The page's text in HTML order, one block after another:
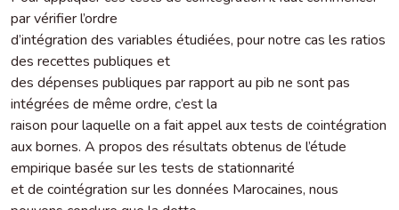
par vérifier l’ordre
d’intégration des variables étudiées, pour notre cas les ratios
des recettes publiques et
des dépenses publiques par rapport au pib ne sont pas
intégrées de même ordre, c’est la
raison pour laquelle on a fait appel aux tests de cointégration
aux bornes. A propos des résultats obtenus de l’étude
empirique basée sur les tests de stationnarité
et de cointégration sur les données Marocaines, nous